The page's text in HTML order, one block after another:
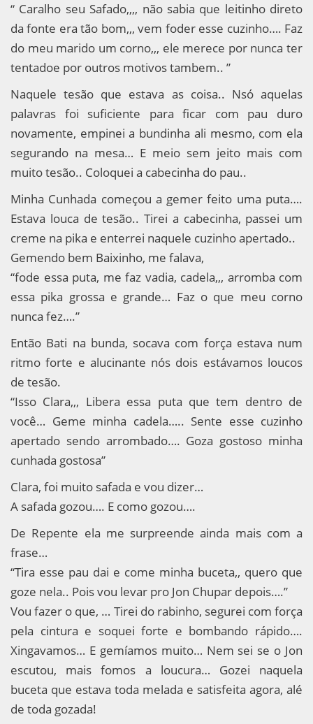
“ Caralho seu Safado,,,, não sabia que leitinho direto
da fonte era tão bom,,, vem foder esse cuzinho…. Faz
do meu marido um corno,,, ele merece por nunca ter
tentadoe por outros motivos tambem.. ”
Naquele tesão que estava as coisa.. Nsó aquelas
palavras foi suficiente para ficar com pau duro
novamente, empinei a bundinha ali mesmo, com ela
segurando na mesa… E meio sem jeito mais com
muito tesão.. Coloquei a cabecinha do pau..
Minha Cunhada começou a gemer feito uma puta….
Estava louca de tesão.. Tirei a cabecinha, passei um
creme na pika e enterrei naquele cuzinho apertado..
Gemendo bem Baixinho, me falava,
“fode essa puta, me faz vadia, cadela,,, arromba com
essa pika grossa e grande… Faz o que meu corno
nunca fez….”
Então Bati na bunda, socava com força estava num
ritmo forte e alucinante nós dois estávamos loucos
de tesão.
“Isso Clara,,, Libera essa puta que tem dentro de
você… Geme minha cadela….. Sente esse cuzinho
apertado sendo arrombado…. Goza gostoso minha
cunhada gostosa”
Clara, foi muito safada e vou dizer…
A safada gozou…. E como gozou….
De Repente ela me surpreende ainda mais com a
frase…
“Tira esse pau dai e come minha buceta,, quero que
goze nela.. Pois vou levar pro Jon Chupar depois….”
Vou fazer o que, … Tirei do rabinho, segurei com força
pela cintura e soquei forte e bombando rápido….
Xingavamos… E gemíamos muito… Nem sei se o Jon
escutou, mais fomos a loucura… Gozei naquela
buceta que estava toda melada e satisfeita agora, alé
de toda gozada!